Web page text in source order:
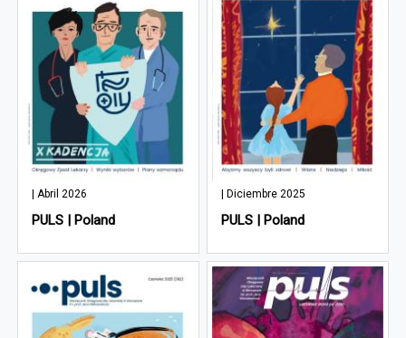
| Abril 2026
PULS | Poland
| Diciembre 2025
PULS | Poland